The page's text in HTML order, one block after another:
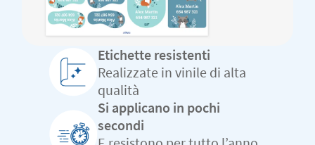
Etichette resistenti
Realizzate in vinile di alta
qualità
Si applicano in pochi
secondi